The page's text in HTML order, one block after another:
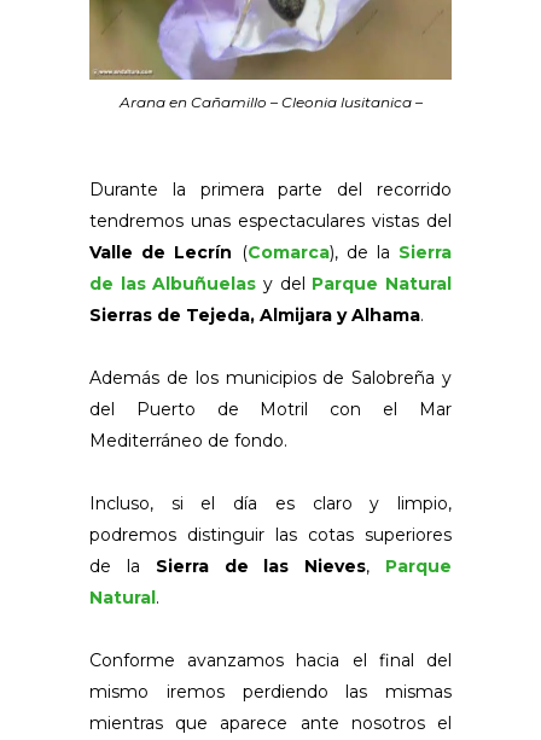
Arana en Cañamillo – Cleonia lusitanica –
Durante la primera parte del recorrido
tendremos unas espectaculares vistas del
Valle de Lecrín (Comarca), de la Sierra
de las Albuñuelas y del Parque Natural
Sierras de Tejeda, Almijara y Alhama.
Además de los municipios de Salobreña y
del Puerto de Motril con el Mar
Mediterráneo de fondo.
Incluso, si el día es claro y limpio,
podremos distinguir las cotas superiores
de la Sierra de las Nieves, Parque
Natural .
Conforme avanzamos hacia el final del
mismo iremos perdiendo las mismas
mientras que aparece ante nosotros el